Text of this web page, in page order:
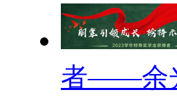
者——余